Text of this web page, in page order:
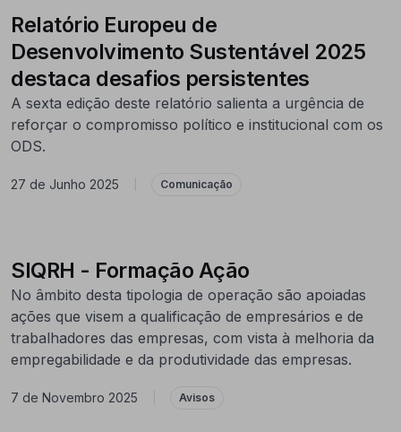
Relatório Europeu de
Desenvolvimento Sustentável 2025
destaca desafios persistentes
A sexta edição deste relatório salienta a urgência de
reforçar o compromisso político e institucional com os
ODS.
27 de Junho 2025 Comunicação
SIQRH - Formação Ação
No âmbito desta tipologia de operação são apoiadas
ações que visem a qualificação de empresários e de
trabalhadores das empresas, com vista à melhoria da
empregabilidade e da produtividade das empresas.
7 de Novembro 2025 Avisos